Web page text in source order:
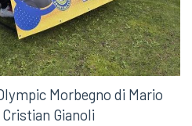
Morbegno di Mario
Gianoli